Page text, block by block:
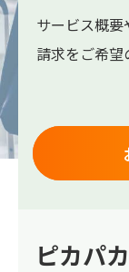
サービス概要
請求をご希望
ピカパ